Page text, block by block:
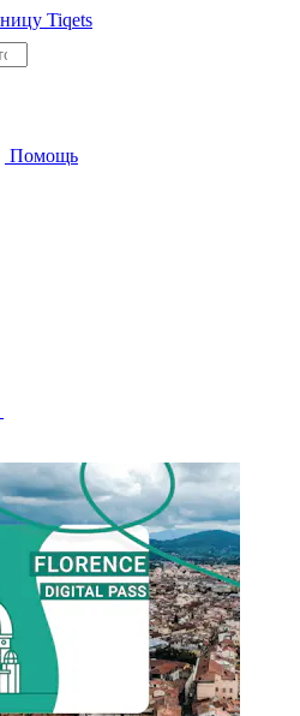
Помощь